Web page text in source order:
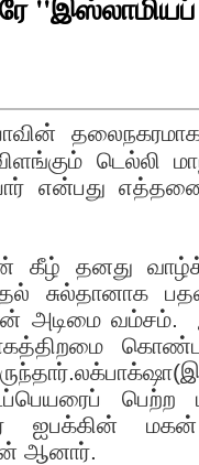
டெல்லி
என்பது எத்தனை
தனது
சுல்தானாக
அடிமை வம்சம்.
கொண்ட
பெற்ற
ஐபக்கின்
ஆனார்.